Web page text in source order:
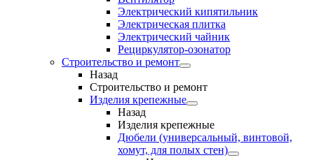
Электрический кипятильник
Электрическая плитка
Электрический чайник
Рециркулятор-озонатор
Строительство и ремонт
Назад
Строительство и ремонт
Изделия крепежные
Назад
Изделия крепежные
Дюбели (универсальный, винтовой,
хомут, для полых стен)